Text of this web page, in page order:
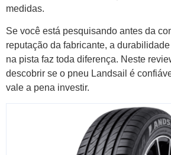
medidas.
Se você está pesquisando antes da
reputação da fabricante, a
na pista faz toda diferença. Neste
descobrir se o pneu Landsail é
vale a pena investir.